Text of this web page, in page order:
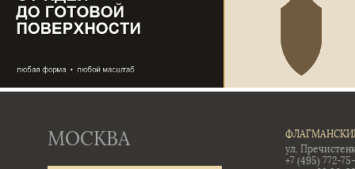
МОСКВА
ул.
+7 (495) 772-